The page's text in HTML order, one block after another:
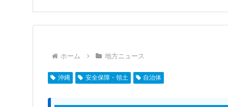
ホーム 地方ニュース
沖縄 安全保障・領土 自治体